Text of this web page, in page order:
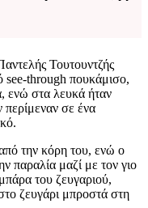
Τουτουντζής
see-through πουκάμισο,
ενώ στα λευκά ήταν
περίμεναν σε ένα
την κόρη του, ενώ ο
παραλία μαζί με τον γιο
του ζευγαριού,
ζευγάρι μπροστά στη